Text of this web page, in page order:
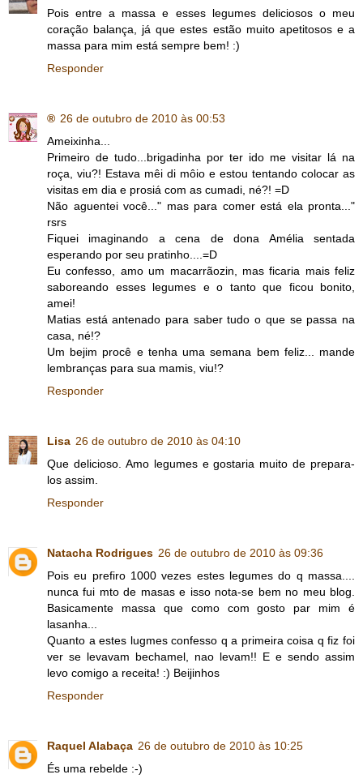
Pois entre a massa e esses legumes deliciosos o meu
coração balança, já que estes estão muito apetitosos e a
massa para mim está sempre bem! :)
Responder
® 26 de outubro de 2010 às 00:53
Ameixinha...
Primeiro de tudo...brigadinha por ter ido me visitar lá na
roça, viu?! Estava mêi di môio e estou tentando colocar as
visitas em dia e prosiá com as cumadi, né?! =D
Não aguentei você..." mas para comer está ela pronta..."
rsrs
Fiquei imaginando a cena de dona Amélia sentada
esperando por seu pratinho....=D
Eu confesso, amo um macarrãozin, mas ficaria mais feliz
saboreando esses legumes e o tanto que ficou bonito,
amei!
Matias está antenado para saber tudo o que se passa na
casa, né!?
Um bejim procê e tenha uma semana bem feliz... mande
lembranças para sua mamis, viu!?
Responder
Lisa 26 de outubro de 2010 às 04:10
Que delicioso. Amo legumes e gostaria muito de prepara-
los assim.
Responder
Natacha Rodrigues 26 de outubro de 2010 às 09:36
Pois eu prefiro 1000 vezes estes legumes do q massa....
nunca fui mto de masas e isso nota-se bem no meu blog.
Basicamente massa que como com gosto par mim é
lasanha...
Quanto a estes lugmes confesso q a primeira coisa q fiz foi
ver se levavam bechamel, nao levam!! E e sendo assim
levo comigo a receita! :) Beijinhos
Responder
Raquel Alabaça 26 de outubro de 2010 às 10:25
És uma rebelde :-)